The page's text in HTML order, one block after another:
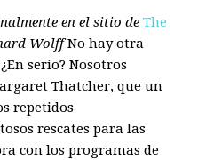
en el sitio deThe
Wolff No hay otra
¿En serio? Nosotros
Thatcher, que un
repetidos
rescates para las
con los programas de